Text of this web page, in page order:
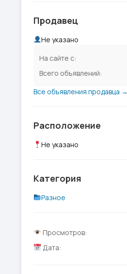
Продавец
Не указано
На сайте с:
Всего объявлений:
Все объявления продавца →
Расположение
Не указано
Категория
Разное
Просмотров:
Дата: